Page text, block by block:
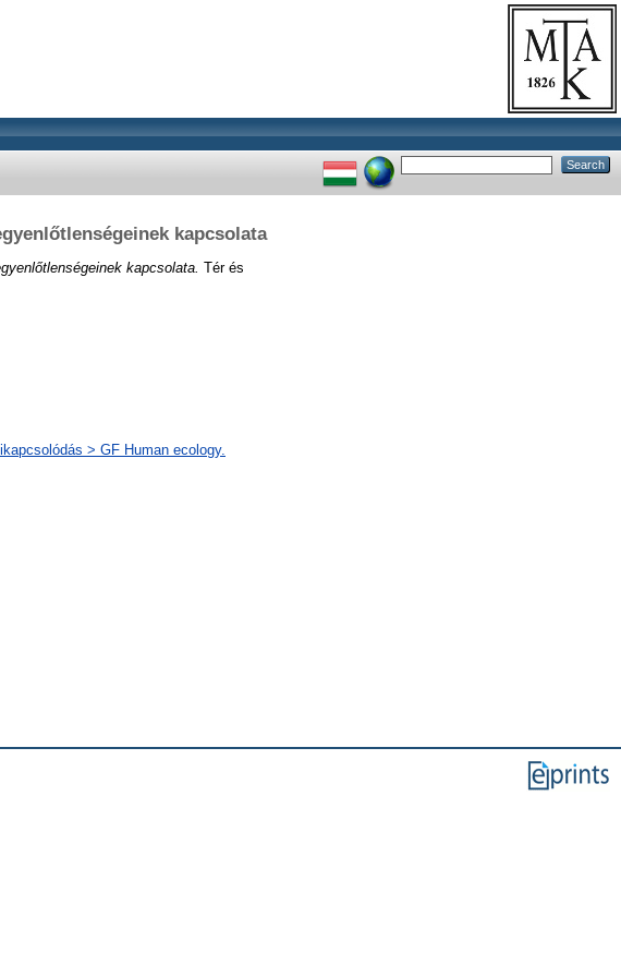
kapcsolata
kapcsolata. Tér és
> GF Human ecology.